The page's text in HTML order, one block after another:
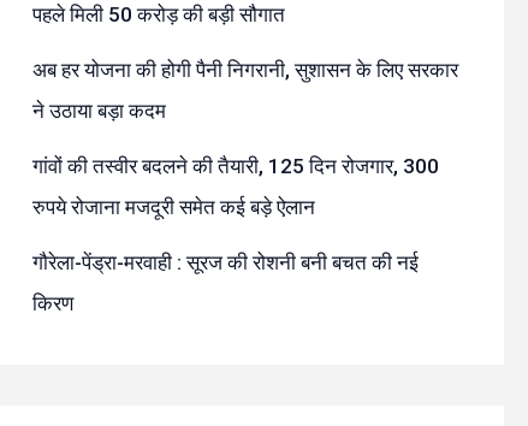
पहले मिली 50 करोड़ की बड़ी सौगात
अब हर योजना की होगी पैनी निगरानी, सुशासन के लिए सरकार
ने उठाया बड़ा कदम
गांवों की तस्वीर बदलने की तैयारी, 125 दिन रोजगार, 300
रुपये रोजाना मजदूरी समेत कई बड़े ऐलान
गौरेला-पेंड्रा-मरवाही : सूरज की रोशनी बनी बचत की नई
किरण